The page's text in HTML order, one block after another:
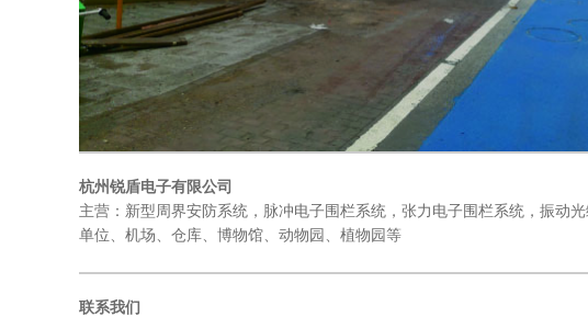
杭州锐盾电子有限公司
主营：新型周界安防系统，脉冲电子围栏系统，张力电子围栏系统，振动
单位、机场、仓库、博物馆、动物园、植物园等
联系我们